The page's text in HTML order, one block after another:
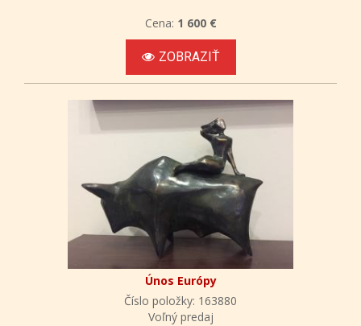
Cena: 1 600 €
ZOBRAZIŤ
Únos Európy
Číslo položky: 163880
Voľný predaj